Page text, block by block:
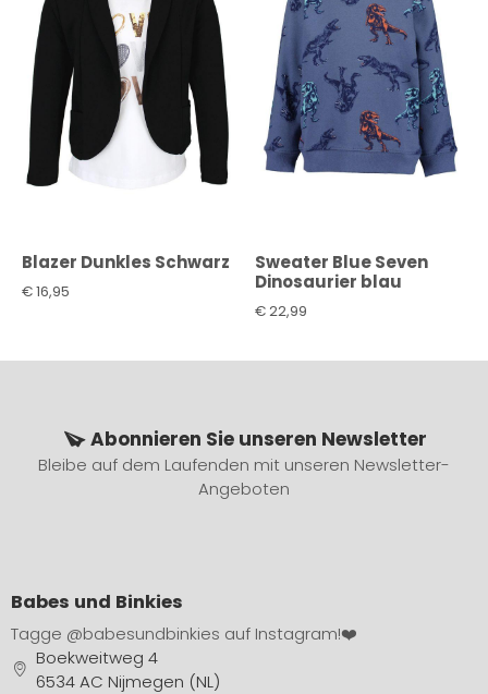
Blazer Dunkles Schwarz
€16,95
Sweater Blue Seven
Dinosaurier blau
€22,99
Abonnieren Sie unseren Newsletter
Bleibe auf dem Laufenden mit unseren Newsletter-
Angeboten
Babes und Binkies
Tagge @babesundbinkies auf Instagram!❤️
Boekweitweg 4
6534 AC Nijmegen (NL)